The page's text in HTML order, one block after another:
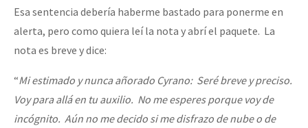
Otras secciones
Semillero Guerra contra la Humanidad. (Las poblaciones y
Libros para descargar
Medios Libres
Esa sentencia debería haberme bastado para ponerme en
alerta, pero como quiera leí la nota y abrí el paquete. La
nota es breve y dice:
“Mi estimado y nunca añorado Cyrano: Seré breve y preciso.
Voy para allá en tu auxilio. No me esperes porque voy de
incógnito. Aún no me decido si me disfrazo de nube o de